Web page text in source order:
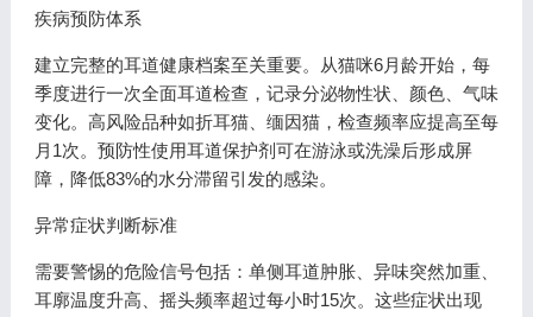
疾病预防体系
建立完整的耳道健康档案至关重要。从猫咪6月龄开始，每
季度进行一次全面耳道检查，记录分泌物性状、颜色、气味
变化。高风险品种如折耳猫、缅因猫，检查频率应提高至每
月1次。预防性使用耳道保护剂可在游泳或洗澡后形成屏
障，降低83%的水分滞留引发的感染。
异常症状判断标准
需要警惕的危险信号包括：单侧耳道肿胀、异味突然加重、
耳廓温度升高、摇头频率超过每小时15次。这些症状出现